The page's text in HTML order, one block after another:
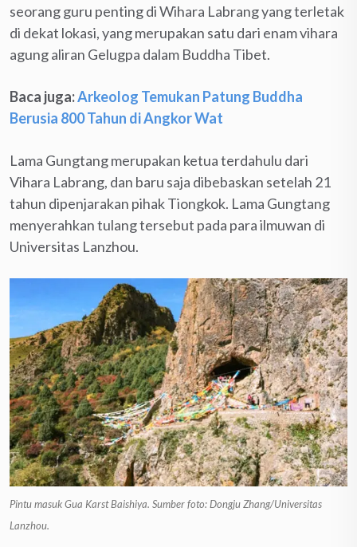
seorang guru penting di Wihara Labrang yang terletak
di dekat lokasi, yang merupakan satu dari enam vihara
agung aliran Gelugpa dalam Buddha Tibet.
Baca juga:Arkeolog Temukan Patung Buddha
Berusia 800 Tahun di Angkor Wat
Lama Gungtang merupakan ketua terdahulu dari
Vihara Labrang, dan baru saja dibebaskan setelah 21
tahun dipenjarakan pihak Tiongkok. Lama Gungtang
menyerahkan tulang tersebut pada para ilmuwan di
Universitas Lanzhou.
Pintu masuk Gua Karst Baishiya. Sumber foto: Dongju Zhang/Universitas
Lanzhou.